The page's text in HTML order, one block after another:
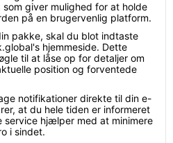
giver mulighed for at holde
på en brugervenlig platform.
pakke, skal du blot indtaste
hjemmeside. Dette
til at låse op for detaljer om
position og forventede
notifikationer direkte til din e-
at du hele tiden er informeret
service hjælper med at minimere
i sindet.